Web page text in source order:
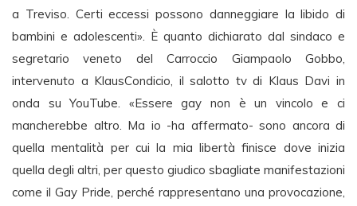
a Treviso. Certi eccessi possono danneggiare la libido di
bambini e adolescenti». È quanto dichiarato dal sindaco e
segretario veneto del Carroccio Giampaolo Gobbo,
intervenuto a KlausCondicio, il salotto tv di Klaus Davi in
onda su YouTube. «Essere gay non è un vincolo e ci
mancherebbe altro. Ma io -ha affermato- sono ancora di
quella mentalità per cui la mia libertà finisce dove inizia
quella degli altri, per questo giudico sbagliate manifestazioni
come il Gay Pride, perché rappresentano una provocazione,